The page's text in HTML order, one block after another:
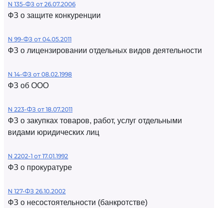
N 135-ФЗ от 26.07.2006
ФЗ о защите конкуренции
N 99-ФЗ от 04.05.2011
ФЗ о лицензировании отдельных видов деятельности
N 14-ФЗ от 08.02.1998
ФЗ об ООО
N 223-ФЗ от 18.07.2011
ФЗ о закупках товаров, работ, услуг отдельными
видами юридических лиц
N 2202-1 от 17.01.1992
ФЗ о прокуратуре
N 127-ФЗ 26.10.2002
ФЗ о несостоятельности (банкротстве)